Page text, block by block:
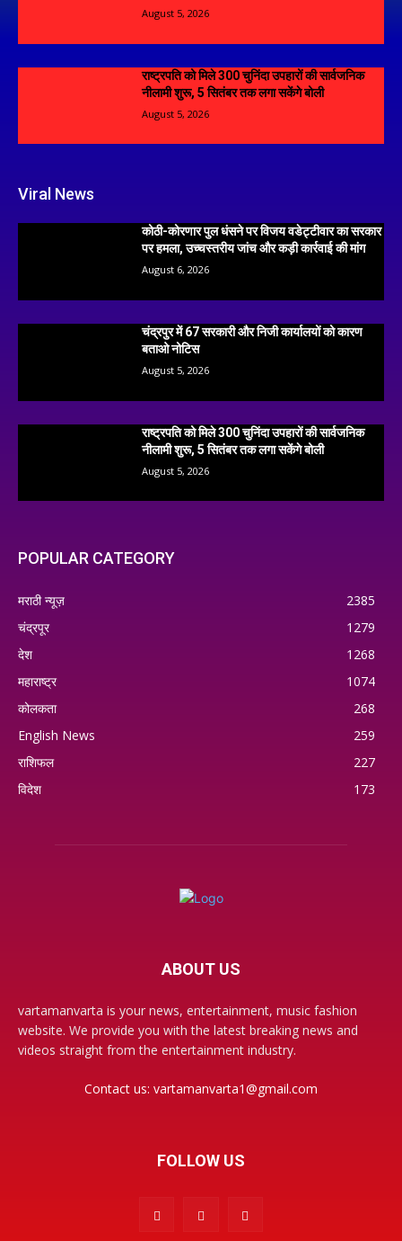
August 5, 2026
राष्ट्रपति को मिले 300 चुनिंदा उपहारों की सार्वजनिक
नीलामी शुरू, 5 सितंबर तक लगा सकेंगे बोली
August 5, 2026
Viral News
कोठी-कोरणार पुल धंसने पर विजय वडेट्टीवार का सरकार
पर हमला, उच्चस्तरीय जांच और कड़ी कार्रवाई की मांग
August 6, 2026
चंद्रपुर में 67 सरकारी और निजी कार्यालयों को कारण
बताओ नोटिस
August 5, 2026
राष्ट्रपति को मिले 300 चुनिंदा उपहारों की सार्वजनिक
नीलामी शुरू, 5 सितंबर तक लगा सकेंगे बोली
August 5, 2026
POPULAR CATEGORY
मराठी न्यूज़
2385
चंद्रपूर
1279
देश
1268
महाराष्ट्र
1074
कोलकता
268
English News
259
राशिफल
227
विदेश
173
ABOUT US
vartamanvarta is your news, entertainment, music fashion
website. We provide you with the latest breaking news and
videos straight from the entertainment industry.
Contact us: vartamanvarta1@gmail.com
FOLLOW US